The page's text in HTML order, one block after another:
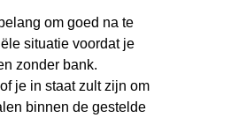
om goed na te
situatie voordat je
zonder bank.
je in staat zult zijn om
binnen de gestelde